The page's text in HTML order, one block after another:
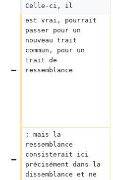
Celle-ci, il
est vrai, pourrait
passer pour un
nouveau trait
commun, pour un
trait de
ressemblance
; mais la
ressemblance
consisterait ici
précisément dans la
dissemblance et ne